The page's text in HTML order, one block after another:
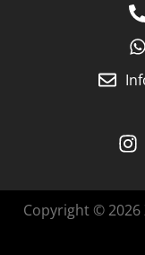
Copyright © 2026